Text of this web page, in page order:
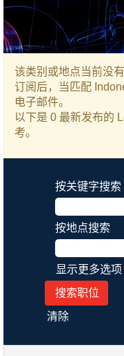
该类别或地点当前没
订阅后，当匹配
电子邮件。
以下是 0 最新发布的
考。
按关键字搜索
按地点搜索
显示更多选项
清除